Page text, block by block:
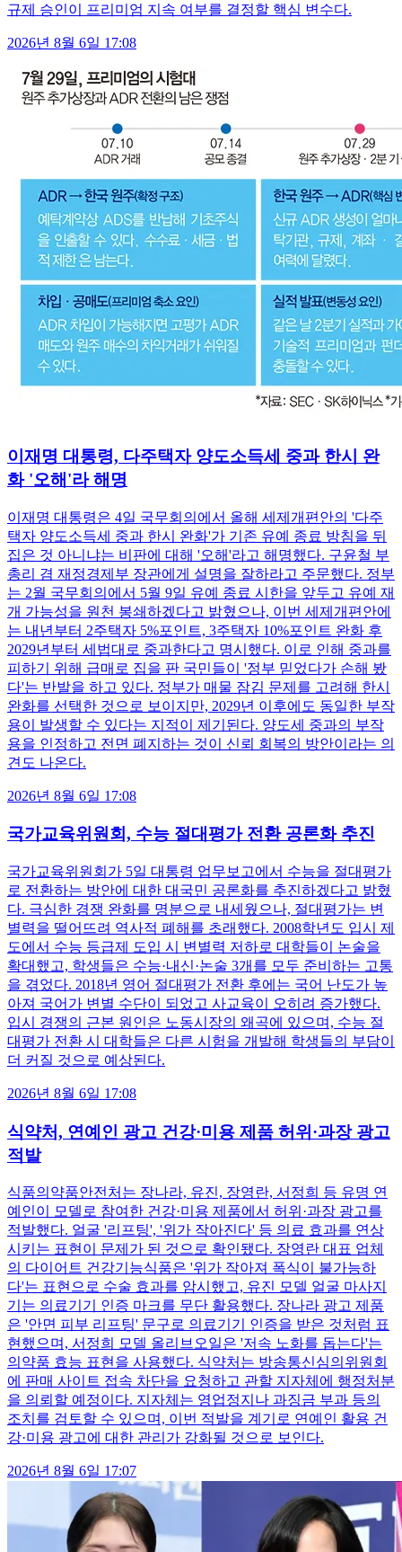
규제 승인이 프리미엄 지속 여부를 결정할 핵심 변수다.
2026년 8월 6일 17:08
이재명 대통령, 다주택자 양도소득세 중과 한시 완
화 '오해'라 해명
이재명 대통령은 4일 국무회의에서 올해 세제개편안의 '다주
택자 양도소득세 중과 한시 완화'가 기존 유예 종료 방침을 뒤
집은 것 아니냐는 비판에 대해 '오해'라고 해명했다. 구윤철 부
총리 겸 재정경제부 장관에게 설명을 잘하라고 주문했다. 정부
는 2월 국무회의에서 5월 9일 유예 종료 시한을 앞두고 유예 재
개 가능성을 원천 봉쇄하겠다고 밝혔으나, 이번 세제개편안에
는 내년부터 2주택자 5%포인트, 3주택자 10%포인트 완화 후
2029년부터 세법대로 중과한다고 명시했다. 이로 인해 중과를
피하기 위해 급매로 집을 판 국민들이 '정부 믿었다가 손해 봤
다'는 반발을 하고 있다. 정부가 매물 잠김 문제를 고려해 한시
완화를 선택한 것으로 보이지만, 2029년 이후에도 동일한 부작
용이 발생할 수 있다는 지적이 제기된다. 양도세 중과의 부작
용을 인정하고 전면 폐지하는 것이 신뢰 회복의 방안이라는 의
견도 나온다.
2026년 8월 6일 17:08
국가교육위원회, 수능 절대평가 전환 공론화 추진
국가교육위원회가 5일 대통령 업무보고에서 수능을 절대평가
로 전환하는 방안에 대한 대국민 공론화를 추진하겠다고 밝혔
다. 극심한 경쟁 완화를 명분으로 내세웠으나, 절대평가는 변
별력을 떨어뜨려 역사적 폐해를 초래했다. 2008학년도 입시 제
도에서 수능 등급제 도입 시 변별력 저하로 대학들이 논술을
확대했고, 학생들은 수능·내신·논술 3개를 모두 준비하는 고통
을 겪었다. 2018년 영어 절대평가 전환 후에는 국어 난도가 높
아져 국어가 변별 수단이 되었고 사교육이 오히려 증가했다.
입시 경쟁의 근본 원인은 노동시장의 왜곡에 있으며, 수능 절
대평가 전환 시 대학들은 다른 시험을 개발해 학생들의 부담이
더 커질 것으로 예상된다.
2026년 8월 6일 17:08
식약처, 연예인 광고 건강·미용 제품 허위·과장 광고
적발
식품의약품안전처는 장나라, 유진, 장영란, 서정희 등 유명 연
예인이 모델로 참여한 건강·미용 제품에서 허위·과장 광고를
적발했다. 얼굴 '리프팅', '위가 작아진다' 등 의료 효과를 연상
시키는 표현이 문제가 된 것으로 확인됐다. 장영란 대표 업체
의 다이어트 건강기능식품은 '위가 작아져 폭식이 불가능하
다'는 표현으로 수술 효과를 암시했고, 유진 모델 얼굴 마사지
기는 의료기기 인증 마크를 무단 활용했다. 장나라 광고 제품
은 '안면 피부 리프팅' 문구로 의료기기 인증을 받은 것처럼 표
현했으며, 서정희 모델 올리브오일은 '저속 노화를 돕는다'는
의약품 효능 표현을 사용했다. 식약처는 방송통신심의위원회
에 판매 사이트 접속 차단을 요청하고 관할 지자체에 행정처분
을 의뢰할 예정이다. 지자체는 영업정지나 과징금 부과 등의
조치를 검토할 수 있으며, 이번 적발을 계기로 연예인 활용 건
강·미용 광고에 대한 관리가 강화될 것으로 보인다.
2026년 8월 6일 17:07